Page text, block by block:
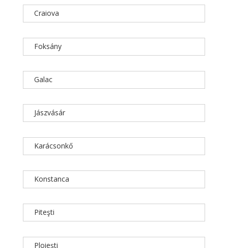
Craiova
Foksány
Galac
Jászvásár
Karácsonkő
Konstanca
Piteşti
Ploieşti